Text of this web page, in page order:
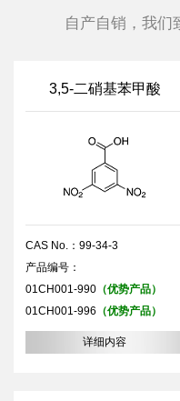
自产自销，我们
3,5-二硝基苯甲酸
CAS No.：99-34-3
产品编号：
01CH001-990（优势产品）
01CH001-996 （优势产品）
详细内容